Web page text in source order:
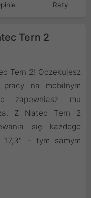
Raty
Tern 2
Tern 2! Oczekujesz
pracy na mobilnym
zapewniasz mu
Z Natec Tern 2
się każdego
17,3" - tym samym